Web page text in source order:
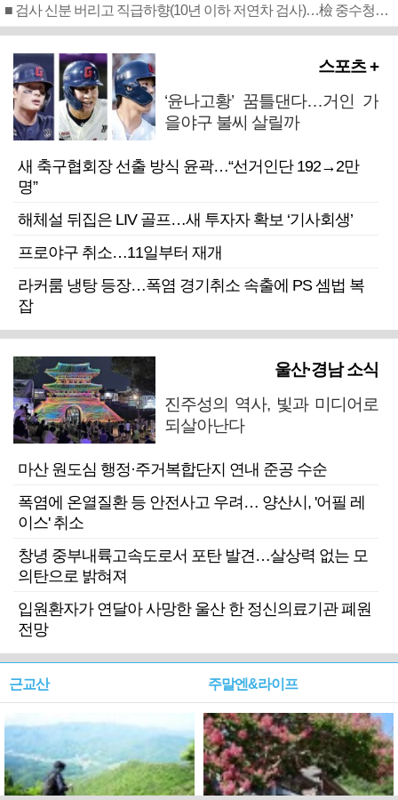
■ 검사 신분 버리고 직급하향(10년 이하 저연차 검사)…檢 중수청행 기피
스포츠 +
‘윤나고황’ 꿈틀댄다…거인 가
을야구 불씨 살릴까
새 축구협회장 선출 방식 윤곽…“선거인단 192→2만
명”
해체설 뒤집은 LIV 골프…새 투자자 확보 ‘기사회생’
프로야구 취소…11일부터 재개
라커룸 냉탕 등장…폭염 경기취소 속출에 PS 셈법 복
잡
울산·경남 소식
진주성의 역사, 빛과 미디어로
되살아난다
마산 원도심 행정·주거복합단지 연내 준공 수순
폭염에 온열질환 등 안전사고 우려… 양산시, '어필 레
이스' 취소
창녕 중부내륙고속도로서 포탄 발견…살상력 없는 모
의탄으로 밝혀져
입원환자가 연달아 사망한 울산 한 정신의료기관 폐원
전망
근교산 주말엔&라이프